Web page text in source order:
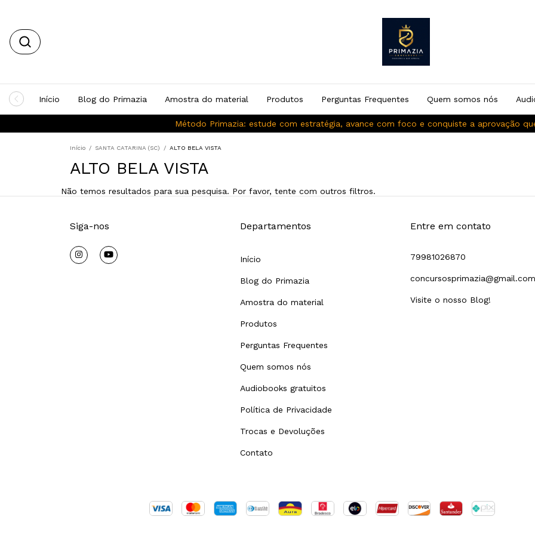
Método Primazia: estude com estratégia, avance com foco e conquiste a aprovação
Início Blog do Primazia Amostra do material Produtos Perguntas Frequentes Quem somos nós
Início / SANTA CATARINA (SC) / ALTO BELA VISTA
ALTO BELA VISTA
Não temos resultados para sua pesquisa. Por favor, tente com outros filtros.
Siga-nos Departamentos
Início
Blog do Primazia
Amostra do material
Produtos
Perguntas Frequentes
Quem somos nós
Audiobooks gratuitos
Política de Privacidade
Trocas e Devoluções
Contato
Entre em contato
79981026870
concursosprimazia@gmail.com
Visite o nosso Blog!